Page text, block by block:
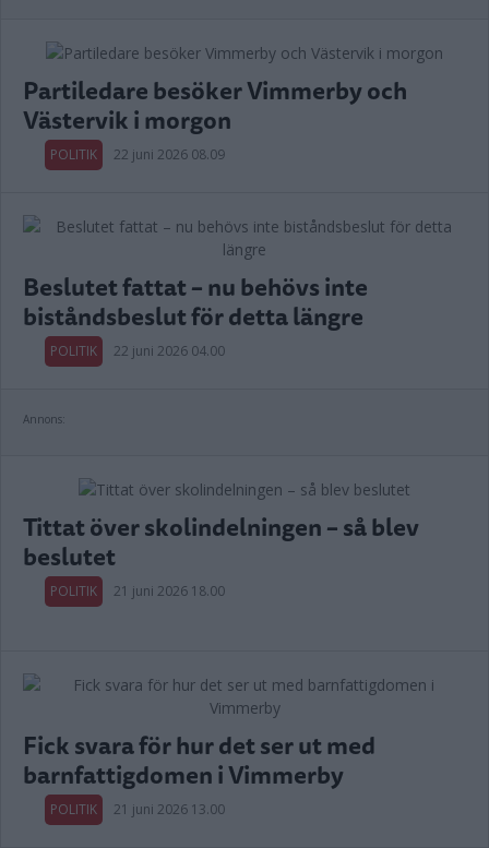
Partiledare besöker Vimmerby och
Västervik i morgon
POLITIK 22 juni 2026 08.09
Beslutet fattat – nu behövs inte
biståndsbeslut för detta längre
POLITIK 22 juni 2026 04.00
Annons:
Tittat över skolindelningen – så blev
beslutet
POLITIK 21 juni 2026 18.00
Fick svara för hur det ser ut med
barnfattigdomen i Vimmerby
POLITIK 21 juni 2026 13.00